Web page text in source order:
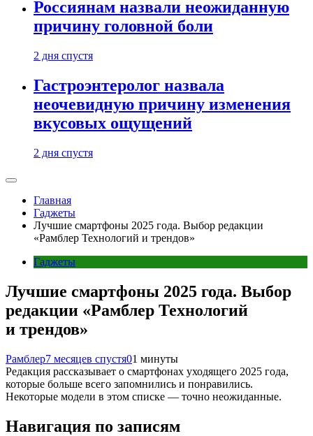
Россиянам назвали неожиданную
причину головной боли
2 дня спустя
Гастроэнтеролог назвала
неочевидную причину изменения
вкусовых ощущений
2 дня спустя
Главная
Гаджеты
Лучшие смартфоны 2025 года. Выбор редакции
«Рамблер Технологий и трендов»
Гаджеты
Лучшие смартфоны 2025 года. Выбор
редакции «Рамблер Технологий
и трендов»
Рамблер7 месяцев спустя01 минуты
Редакция рассказывает о смартфонах уходящего 2025 года,
которые больше всего запомнились и понравились.
Некоторые модели в этом списке — точно неожиданные.
Навигация по записям